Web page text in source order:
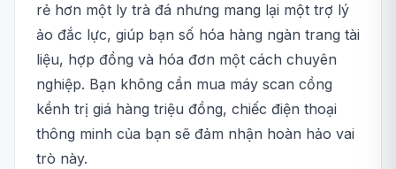
rẻ hơn một ly trà đá nhưng mang lại một trợ lý
ảo đắc lực, giúp bạn số hóa hàng ngàn trang tài
liệu, hợp đồng và hóa đơn một cách chuyên
nghiệp. Bạn không cần mua máy scan cồng
kềnh trị giá hàng triệu đồng, chiếc điện thoại
thông minh của bạn sẽ đảm nhận hoàn hảo vai
trò này.